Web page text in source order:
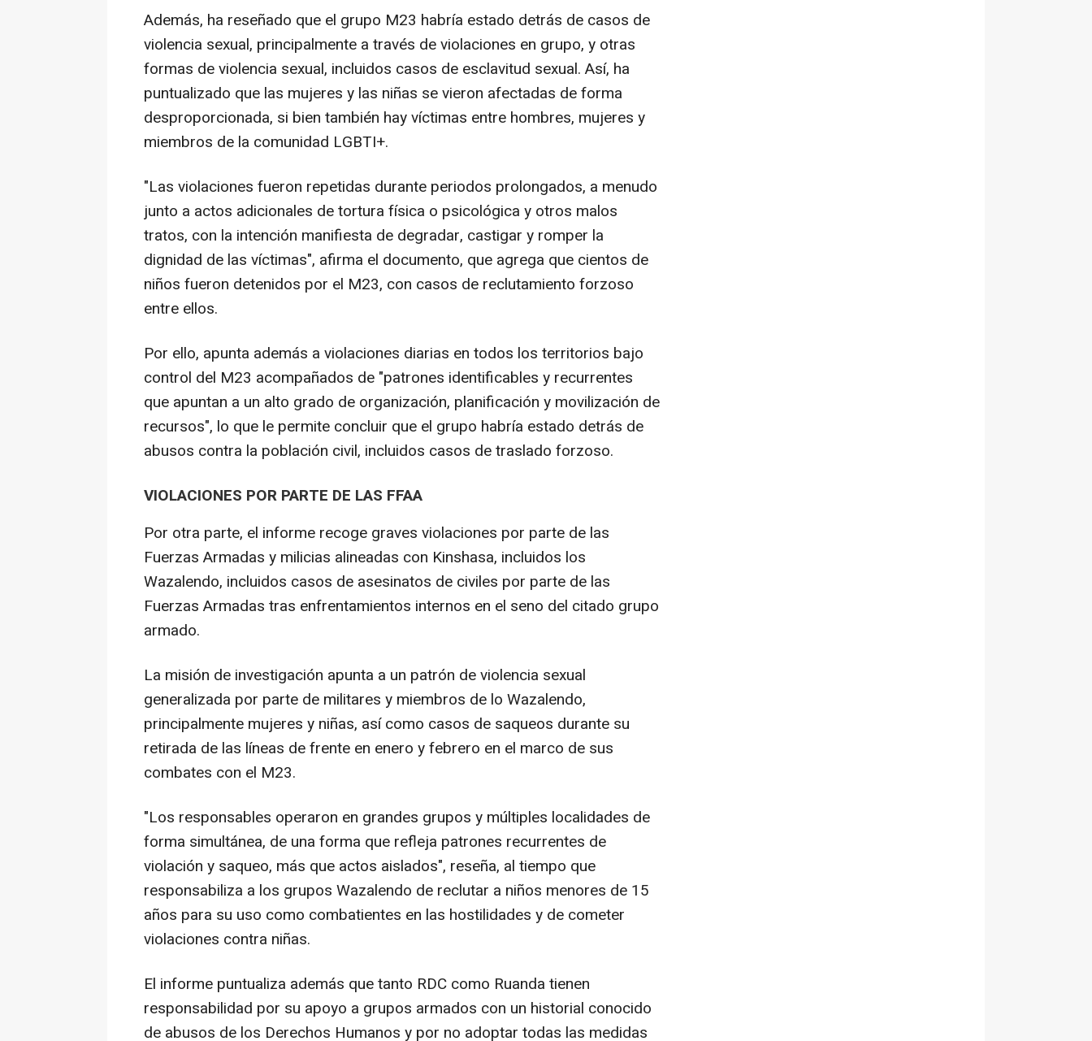
Además, ha reseñado que el grupo M23 habría estado detrás de casos de
violencia sexual, principalmente a través de violaciones en grupo, y otras
formas de violencia sexual, incluidos casos de esclavitud sexual. Así, ha
puntualizado que las mujeres y las niñas se vieron afectadas de forma
desproporcionada, si bien también hay víctimas entre hombres, mujeres y
miembros de la comunidad LGBTI+.
"Las violaciones fueron repetidas durante periodos prolongados, a menudo
junto a actos adicionales de tortura física o psicológica y otros malos
tratos, con la intención manifiesta de degradar, castigar y romper la
dignidad de las víctimas", afirma el documento, que agrega que cientos de
niños fueron detenidos por el M23, con casos de reclutamiento forzoso
entre ellos.
Por ello, apunta además a violaciones diarias en todos los territorios bajo
control del M23 acompañados de "patrones identificables y recurrentes
que apuntan a un alto grado de organización, planificación y movilización de
recursos", lo que le permite concluir que el grupo habría estado detrás de
abusos contra la población civil, incluidos casos de traslado forzoso.
VIOLACIONES POR PARTE DE LAS FFAA
Por otra parte, el informe recoge graves violaciones por parte de las
Fuerzas Armadas y milicias alineadas con Kinshasa, incluidos los
Wazalendo, incluidos casos de asesinatos de civiles por parte de las
Fuerzas Armadas tras enfrentamientos internos en el seno del citado grupo
armado.
La misión de investigación apunta a un patrón de violencia sexual
generalizada por parte de militares y miembros de lo Wazalendo,
principalmente mujeres y niñas, así como casos de saqueos durante su
retirada de las líneas de frente en enero y febrero en el marco de sus
combates con el M23.
"Los responsables operaron en grandes grupos y múltiples localidades de
forma simultánea, de una forma que refleja patrones recurrentes de
violación y saqueo, más que actos aislados", reseña, al tiempo que
responsabiliza a los grupos Wazalendo de reclutar a niños menores de 15
años para su uso como combatientes en las hostilidades y de cometer
violaciones contra niñas.
El informe puntualiza además que tanto RDC como Ruanda tienen
responsabilidad por su apoyo a grupos armados con un historial conocido
de abusos de los Derechos Humanos y por no adoptar todas las medidas